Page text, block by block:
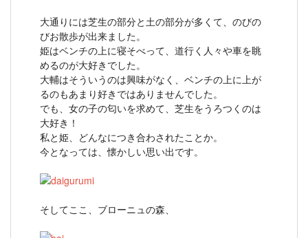
大通りには芝生の部分と土の部分が多くて、のびの
びお散歩が出来ました。
姫はベンチの上に寝そべって、道行く人々や車を眺
めるのが大好きでした。
大輔はそういうのは興味がなく、ベンチの上に上が
るのもあまり好きではありませんでした。
でも、女の子の匂いを求めて、芝生をうろつくのは
大好き！
私と姫、どんなにつき合わされたことか。
今となっては、懐かしい思い出です。
そしてここ、ブローニュの森、